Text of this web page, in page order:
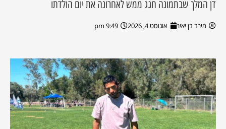
דן המלך שבתמונה חגג ממש לאחרונה את יום הולדתו
מירב בן יאיר אוגוסט 4, 2026 9:49 pm